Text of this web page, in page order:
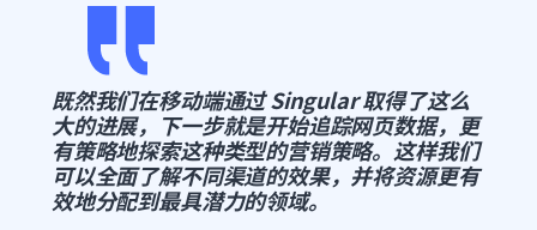
既然我们在移动端通过 Singular 取得了这么
大的进展，下一步就是开始追踪网页数据，更
有策略地探索这种类型的营销策略。这样我们
可以全面了解不同渠道的效果，并将资源更有
效地分配到最具潜力的领域。